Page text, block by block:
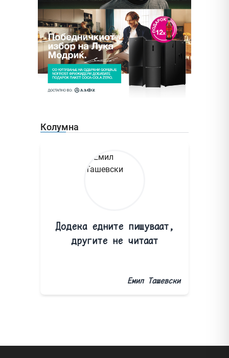
Колумна
Додека едните пишуваат,
другите не читаат
Емил Ташевски